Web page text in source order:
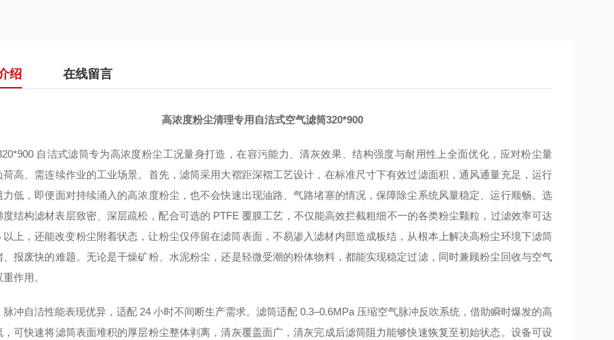
绍 在线留言
高浓度粉尘清理专用自洁式空气滤筒320*900
自洁式滤筒专为高浓度粉尘工况量身打造，在容污能力、清灰效果、结构强度与耐用性上全面优化，应对粉尘量
荷高、需连续作业的工业场景。首先，滤筒采用大褶距深褶工艺设计，在标准尺寸下有效过滤面积，通风通量充足，运行
力低，即便面对持续涌入的高浓度粉尘，也不会快速出现油路、气路堵塞的情况，保障除尘系统风量稳定、运行顺畅。选
度结构滤材表层致密、深层疏松，配合可选的 PTFE 覆膜工艺，不仅能高效拦截粗细不一的各类粉尘颗粒，过滤效率可达
以上，还能改变粉尘附着状态，让粉尘仅停留在滤筒表面，不易渗入滤材内部造成板结，从根本上解决高粉尘环境下滤筒
、报废快的难题。无论是干燥矿粉、水泥粉尘，还是轻微受潮的粉体物料，都能实现稳定过滤，同时兼顾粉尘回收与空气
作用。
脉冲自洁性能表现优异，适配 24 小时不间断生产需求。滤筒适配 0.3–0.6MPa 压缩空气脉冲反吹系统，借助瞬时爆发的高
，可快速将滤筒表面堆积的厚层粉尘整体剥离，清灰覆盖面广，清灰完成后滤筒阻力能够快速恢复至初始状态。设备可设